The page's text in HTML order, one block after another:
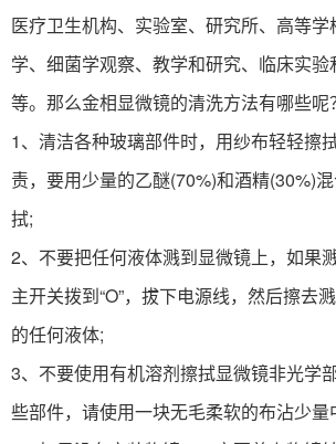
医疗卫生机构、实验室、研究所、高等
学、细菌学观察、教学和研究、临床实
等。那么金相显微镜的清洗方法有哪些呢
1、清洁各种玻璃部件时，用纱布轻轻擦
责，要用少量的乙醚(70%)和酒精(30%)
拭;
2、不要把任何液体溅到显微镜上，如果
主开关拨到“O”，拔下电源线，然后擦去
的任何液体;
3、不要使用有机溶剂擦拭显微镜非光学
些部件，请使用一块无毛柔软的布沾少量